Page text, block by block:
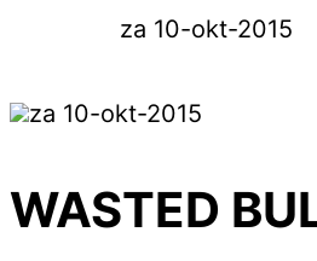
za 10-okt-2015
za 10-okt-2015
WASTED